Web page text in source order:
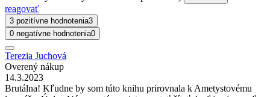
reagovať
3 pozitívne hodnotenia3
0 negatívne hodnotenia0
Terezia Juchová
Overený nákup
14.3.2023
Brutálna! Kľudne by som túto knihu prirovnala k Ametystovému